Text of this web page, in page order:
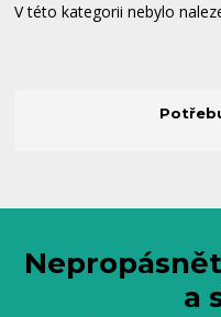
V této kategorii nebylo
a